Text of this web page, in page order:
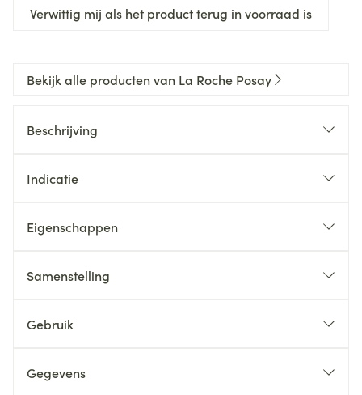
Verwittig mij als het product terug in voorraad is
Bekijk alle producten van La Roche Posay
Beschrijving
Indicatie
Eigenschappen
Samenstelling
Gebruik
Gegevens